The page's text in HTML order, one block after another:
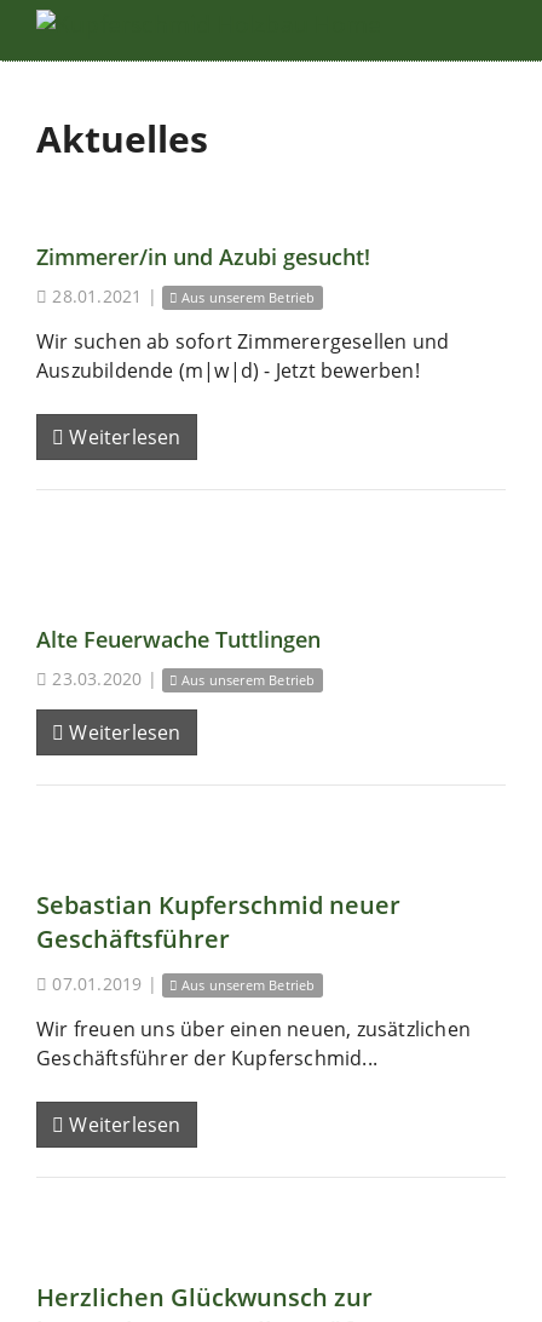
Aktuelles
Zimmerer/in und Azubi gesucht!
28.01.2021 | Aus unserem Betrieb
Wir suchen ab sofort Zimmerergesellen und
Auszubildende (m|w|d) - Jetzt bewerben!
Weiterlesen
Alte Feuerwache Tuttlingen
23.03.2020 | Aus unserem Betrieb
Weiterlesen
Sebastian Kupferschmid neuer
Geschäftsführer
07.01.2019 | Aus unserem Betrieb
Wir freuen uns über einen neuen, zusätzlichen
Geschäftsführer der Kupferschmid...
Weiterlesen
Herzlichen Glückwunsch zur